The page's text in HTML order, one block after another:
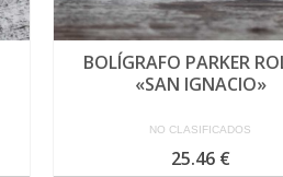
BOLÍGRAFO PARKER
«SAN IGNACIO»
NO CLASIFICADOS
25.46 €